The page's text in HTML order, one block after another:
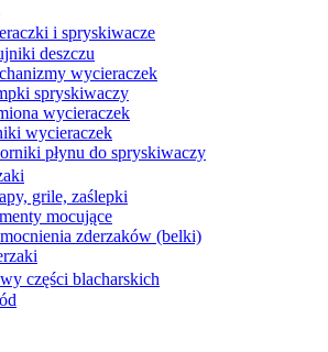
i spryskiwacze
deszczu
wycieraczek
spryskiwaczy
wycieraczek
wycieraczek
płynu do spryskiwaczy
grile, zaślepki
mocujące
zderzaków (belki)
części blacharskich